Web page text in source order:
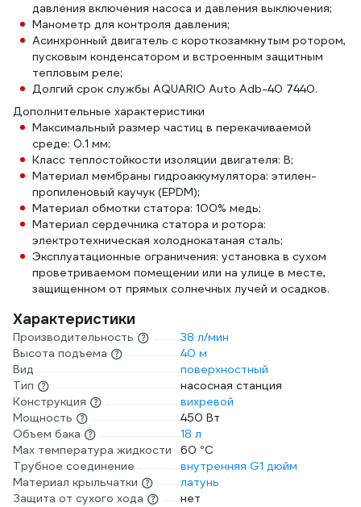
давления включения насоса и давления выключения;
Манометр для контроля давления;
Асинхронный двигатель с короткозамкнутым ротором,
пусковым конденсатором и встроенным защитным
тепловым реле;
Долгий срок службы AQUARIO Auto Adb-40 7440.
Дополнительные характеристики
Максимальный размер частиц в перекачиваемой
среде: 0.1 мм;
Класс теплостойкости изоляции двигателя: B;
Материал мембраны гидроаккумулятора: этилен-
пропиленовый каучук (EPDM);
Материал обмотки статора: 100% медь;
Материал сердечника статора и ротора:
электротехническая холоднокатаная сталь;
Эксплуатационные ограничения: установка в сухом
проветриваемом помещении или на улице в месте,
защищенном от прямых солнечных лучей и осадков.
Характеристики
Производительность
38 л/мин
Высота подъема
40 м
Вид
поверхностный
Тип
насосная станция
Конструкция
вихревой
Мощность
450 Вт
Объем бака
18 л
Мах температура жидкости
60 °С
Трубное соединение
внутренняя G1 дюйм
Материал крыльчатки
латунь
Защита от сухого хода
нет